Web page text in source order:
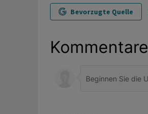
Bevorzugte Quelle
Kommentare